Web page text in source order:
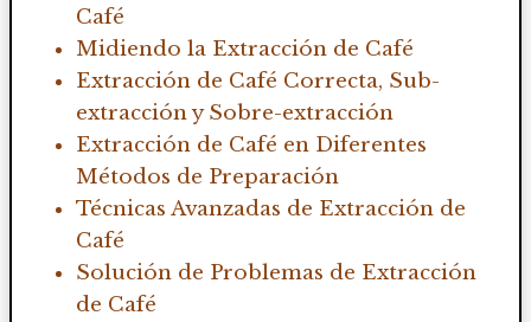
Café
Midiendo la Extracción de Café
Extracción de Café Correcta, Sub-
extracción y Sobre-extracción
Extracción de Café en Diferentes
Métodos de Preparación
Técnicas Avanzadas de Extracción de
Café
Solución de Problemas de Extracción
de Café